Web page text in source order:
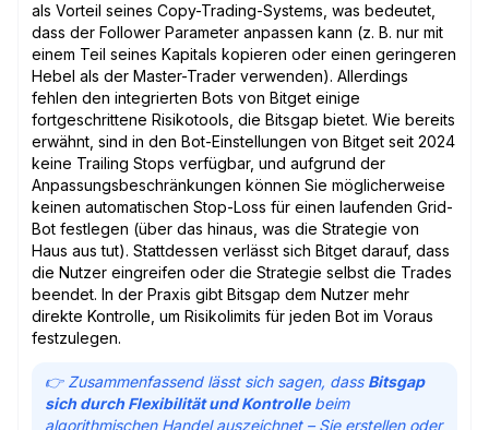
als Vorteil seines Copy-Trading-Systems, was bedeutet,
dass der Follower Parameter anpassen kann (z. B. nur mit
einem Teil seines Kapitals kopieren oder einen geringeren
Hebel als der Master-Trader verwenden). Allerdings
fehlen den integrierten Bots von Bitget einige
fortgeschrittene Risikotools, die Bitsgap bietet. Wie bereits
erwähnt, sind in den Bot-Einstellungen von Bitget seit 2024
keine Trailing Stops verfügbar, und aufgrund der
Anpassungsbeschränkungen können Sie möglicherweise
keinen automatischen Stop-Loss für einen laufenden Grid-
Bot festlegen (über das hinaus, was die Strategie von
Haus aus tut). Stattdessen verlässt sich Bitget darauf, dass
die Nutzer eingreifen oder die Strategie selbst die Trades
beendet. In der Praxis gibt Bitsgap dem Nutzer mehr
direkte Kontrolle, um Risikolimits für jeden Bot im Voraus
festzulegen.
👉 Zusammenfassend lässt sich sagen, dass Bitsgap
sich durch Flexibilität und Kontrollebeim
algorithmischen Handel auszeichnet – Sie erstellen oder